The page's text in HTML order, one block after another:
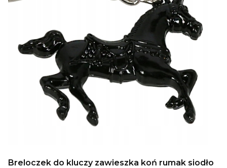
Breloczek do kluczy zawieszka koń rumak siodło